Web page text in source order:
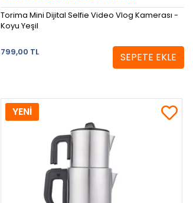
Torima Mini Dijital Selfie Video Vlog Kamerası -
Koyu Yeşil
799,00 TL SEPETE EKLE
YENİ